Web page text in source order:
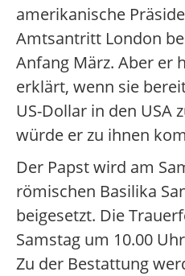
amerikanische
Amtsantritt London
Anfang März. Aber er
erklärt, wenn sie
US-Dollar in den USA
würde er zu ihnen
Der Papst wird am
römischen Basilika
beigesetzt. Die
Samstag um 10.00
Zu der Bestattung